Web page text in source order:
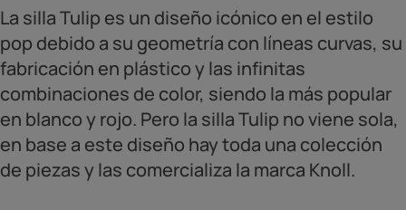
La silla Tulip es un diseño icónico en el estilo
pop debido a su geometría con líneas curvas, su
fabricación en plástico y las infinitas
combinaciones de color, siendo la más popular
en blanco y rojo. Pero la silla Tulip no viene sola,
en base a este diseño hay toda una colección
de piezas y las comercializa la marca Knoll.